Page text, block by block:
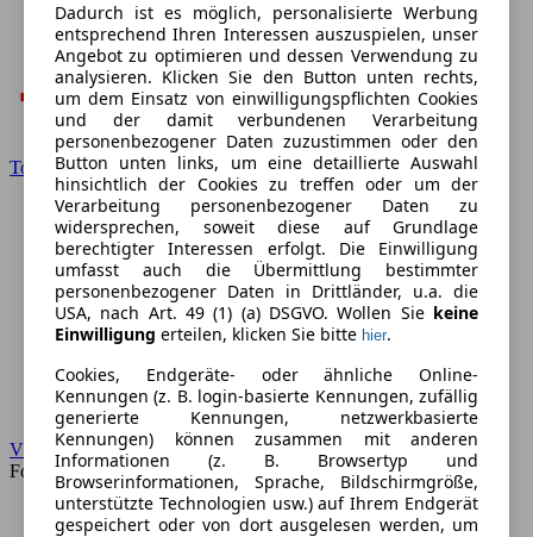
Toyota
VW
Forum
Dadurch ist es möglich, personalisierte Werbung
entsprechend Ihren Interessen auszuspielen, unser
Angebot zu optimieren und dessen Verwendung zu
analysieren. Klicken Sie den Button unten rechts,
um dem Einsatz von einwilligungspflichten Cookies
und der damit verbundenen Verarbeitung
personenbezogener Daten zuzustimmen oder den
Button unten links, um eine detaillierte Auswahl
hinsichtlich der Cookies zu treffen oder um der
Verarbeitung personenbezogener Daten zu
widersprechen, soweit diese auf Grundlage
berechtigter Interessen erfolgt. Die Einwilligung
umfasst auch die Übermittlung bestimmter
personenbezogener Daten in Drittländer, u.a. die
USA, nach Art. 49 (1) (a) DSGVO. Wollen Sie keine
Einwilligung erteilen, klicken Sie bitte hier.
Cookies, Endgeräte- oder ähnliche Online-
Kennungen (z. B. login-basierte Kennungen, zufällig
generierte Kennungen, netzwerkbasierte
Kennungen) können zusammen mit anderen
Informationen (z. B. Browsertyp und
Browserinformationen, Sprache, Bildschirmgröße,
unterstützte Technologien usw.) auf Ihrem Endgerät
gespeichert oder von dort ausgelesen werden, um